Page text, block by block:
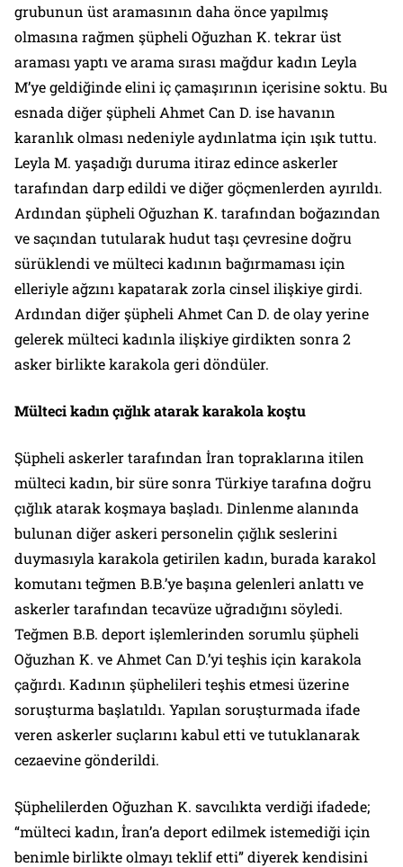
grubunun üst aramasının daha önce yapılmış
olmasına rağmen şüpheli Oğuzhan K. tekrar üst
araması yaptı ve arama sırası mağdur kadın Leyla
M’ye geldiğinde elini iç çamaşırının içerisine soktu. Bu
esnada diğer şüpheli Ahmet Can D. ise havanın
karanlık olması nedeniyle aydınlatma için ışık tuttu.
Leyla M. yaşadığı duruma itiraz edince askerler
tarafından darp edildi ve diğer göçmenlerden ayırıldı.
Ardından şüpheli Oğuzhan K. tarafından boğazından
ve saçından tutularak hudut taşı çevresine doğru
sürüklendi ve mülteci kadının bağırmaması için
elleriyle ağzını kapatarak zorla cinsel ilişkiye girdi.
Ardından diğer şüpheli Ahmet Can D. de olay yerine
gelerek mülteci kadınla ilişkiye girdikten sonra 2
asker birlikte karakola geri döndüler.
Mülteci kadın çığlık atarak karakola koştu
Şüpheli askerler tarafından İran topraklarına itilen
mülteci kadın, bir süre sonra Türkiye tarafına doğru
çığlık atarak koşmaya başladı. Dinlenme alanında
bulunan diğer askeri personelin çığlık seslerini
duymasıyla karakola getirilen kadın, burada karakol
komutanı teğmen B.B.’ye başına gelenleri anlattı ve
askerler tarafından tecavüze uğradığını söyledi.
Teğmen B.B. deport işlemlerinden sorumlu şüpheli
Oğuzhan K. ve Ahmet Can D.’yi teşhis için karakola
çağırdı. Kadının şüphelileri teşhis etmesi üzerine
soruşturma başlatıldı. Yapılan soruşturmada ifade
veren askerler suçlarını kabul etti ve tutuklanarak
cezaevine gönderildi.
Şüphelilerden Oğuzhan K. savcılıkta verdiği ifadede;
“mülteci kadın, İran’a deport edilmek istemediği için
benimle birlikte olmayı teklif etti” diyerek kendisini